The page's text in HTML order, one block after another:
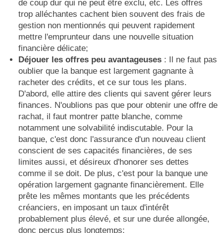
de coup dur qui ne peut être exclu, etc. Les offres
trop alléchantes cachent bien souvent des frais de
gestion non mentionnés qui peuvent rapidement
mettre l'emprunteur dans une nouvelle situation
financière délicate;
Déjouer les offres peu avantageuses: Il ne faut pas
oublier que la banque est largement gagnante à
racheter des crédits, et ce sur tous les plans.
D'abord, elle attire des clients qui savent gérer leurs
finances. N'oublions pas que pour obtenir une offre de
rachat, il faut montrer patte blanche, comme
notamment une solvabilité indiscutable. Pour la
banque, c'est donc l'assurance d'un nouveau client
conscient de ses capacités financières, de ses
limites aussi, et désireux d'honorer ses dettes
comme il se doit. De plus, c'est pour la banque une
opération largement gagnante financièrement. Elle
prête les mêmes montants que les précédents
créanciers, en imposant un taux d'intérêt
probablement plus élevé, et sur une durée allongée,
donc perçus plus longtemps;